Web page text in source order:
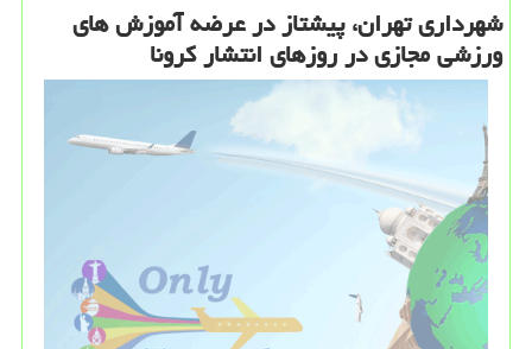
شهرداری تهران، پیشتاز در عرضه آموزش های
ورزشی مجازی در روزهای انتشار كرونا